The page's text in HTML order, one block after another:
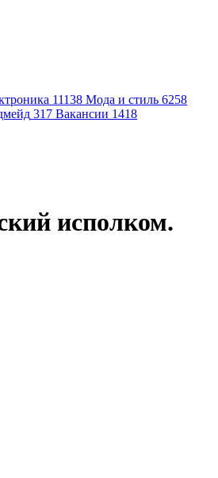
11138 Мода и стиль 6258
317 Вакансии 1418
исполком.